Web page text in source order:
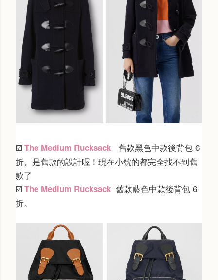
☑️ The Medium Rucksack
舊款黑色中款後背包 6
折。是舊款的設計喔！現在小號的都完全找不到舊
款了
☑️ The Medium Rucksack 舊款藍色中款後背包 6
折。